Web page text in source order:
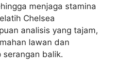
menjaga stamina
Chelsea
analisis yang tajam,
lawan dan
serangan balik.